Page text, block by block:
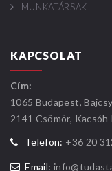
MUNKATÁRSAK
KAPCSOLAT
Cím:
1065 Budapest,
2141 Csömör, Kacsóh
Telefon: +36 20
Email: